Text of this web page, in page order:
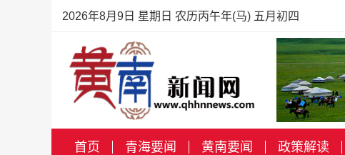
2026年8月9日 星期日 农历丙午年(马) 五月初四
首页 青海要闻 黄南要闻 政策解读